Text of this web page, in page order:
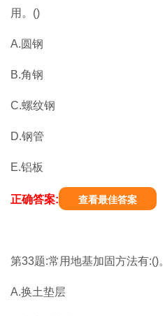
用。()
A.圆钢
B.角钢
C.螺纹钢
D.钢管
E.铝板
正确答案: 查看最佳答案
第33题:常用地基加固方法有:()。
A.换土垫层